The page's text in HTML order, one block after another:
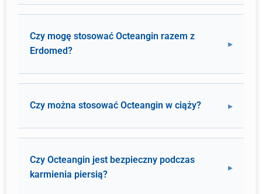
Czy mogę stosować Octeangin razem z
Erdomed?
Czy można stosować Octeangin w ciąży?
Czy Octeangin jest bezpieczny podczas
karmienia piersią?